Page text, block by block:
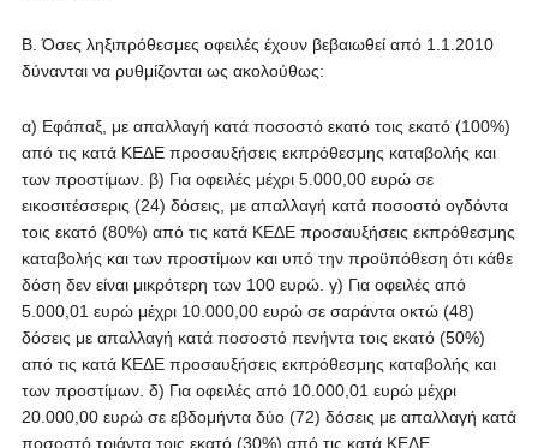
B. Όσες ληξιπρόθεσμες οφειλές έχουν βεβαιωθεί από 1.1.2010
δύνανται να ρυθμίζονται ως ακολούθως:
α) Εφάπαξ, με απαλλαγή κατά ποσοστό εκατό τοις εκατό (100%)
από τις κατά ΚΕΔΕ προσαυξήσεις εκπρόθεσμης καταβολής και
των προστίμων. β) Για οφειλές μέχρι 5.000,00 ευρώ σε
εικοσιτέσσερις (24) δόσεις, με απαλλαγή κατά ποσοστό ογδόντα
τοις εκατό (80%) από τις κατά ΚΕΔΕ προσαυξήσεις εκπρόθεσμης
καταβολής και των προστίμων και υπό την προϋπόθεση ότι κάθε
δόση δεν είναι μικρότερη των 100 ευρώ. γ) Για οφειλές από
5.000,01 ευρώ μέχρι 10.000,00 ευρώ σε σαράντα οκτώ (48)
δόσεις με απαλλαγή κατά ποσοστό πενήντα τοις εκατό (50%)
από τις κατά ΚΕΔΕ προσαυξήσεις εκπρόθεσμης καταβολής και
των προστίμων. δ) Για οφειλές από 10.000,01 ευρώ μέχρι
20.000,00 ευρώ σε εβδομήντα δύο (72) δόσεις με απαλλαγή κατά
ποσοστό τριάντα τοις εκατό (30%) από τις κατά ΚΕΔΕ